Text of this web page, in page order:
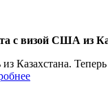
с визой США из
Казахстана.